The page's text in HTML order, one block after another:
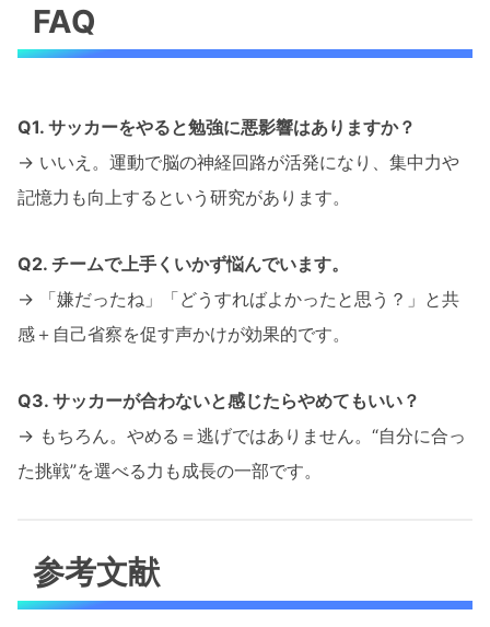
FAQ
Q1. サッカーをやると勉強に悪影響はありますか？
→ いいえ。運動で脳の神経回路が活発になり、集中力や
記憶力も向上するという研究があります。
Q2. チームで上手くいかず悩んでいます。
→ 「嫌だったね」「どうすればよかったと思う？」と共
感＋自己省察を促す声かけが効果的です。
Q3. サッカーが合わないと感じたらやめてもいい？
→ もちろん。やめる＝逃げではありません。“自分に合っ
た挑戦”を選べる力も成長の一部です。
参考文献